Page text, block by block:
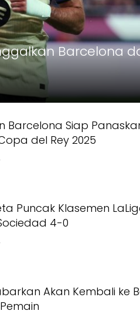
Barcelona
Barcelona Siap
del Rey 2025
Puncak Klasemen
4-0
Akan Kembali ke